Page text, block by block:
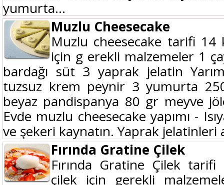
yumurta...
Muzlu Cheesecake
Muzlu cheesecake tarifi 14
için g erekli malzemeler 1
bardağı süt 3 yaprak jelatin
tuzsuz krem peynir 3 yumurta
beyaz pandispanya 80 gr meyve
Evde muzlu cheesecake yapımı -
ve şekeri kaynatın. Yaprak jelatinleri
Fırında Gratine Çilek
Fırında Gratine Çilek
çilek için gerekli